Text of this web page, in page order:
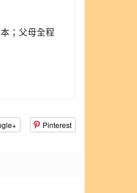
；父母全程
Pinterest